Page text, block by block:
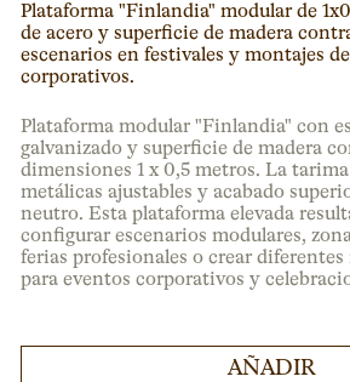
Plataforma "Finlandia" modular de
de acero y superficie de madera
escenarios en festivales y montajes
corporativos.
Plataforma modular "Finlandia" con
galvanizado y superficie de madera
dimensiones 1 x 0,5 metros. La
metálicas ajustables y acabado
neutro. Esta plataforma elevada
configurar escenarios modulares,
ferias profesionales o crear
para eventos corporativos y
AÑADIR